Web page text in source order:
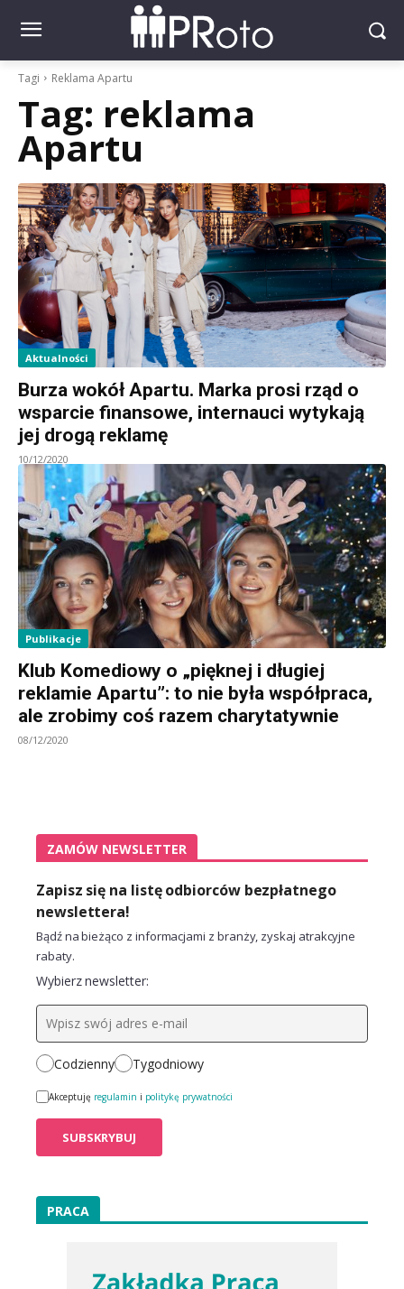
Tagi Reklama Apartu
Tag: reklama
Apartu
Aktualności
Burza wokół Apartu. Marka prosi rząd o
wsparcie finansowe, internauci wytykają
jej drogą reklamę
10/12/2020
Publikacje
Klub Komediowy o „pięknej i długiej
reklamie Apartu”: to nie była współpraca,
ale zrobimy coś razem charytatywnie
08/12/2020
ZAMÓW NEWSLETTER
Zapisz się na listę odbiorców bezpłatnego
newslettera!
Bądź na bieżąco z informacjami z branży, zyskaj atrakcyjne
rabaty.
Wybierz newsletter:
Codzienny Tygodniowy
Akceptuję regulamin i politykę prywatności
PRACA